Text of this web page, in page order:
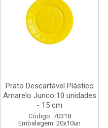
Prato Descartável Plástico
Amarelo Junco 10 unidades
- 15 cm
Código: 70318
Embalagem: 20x10un